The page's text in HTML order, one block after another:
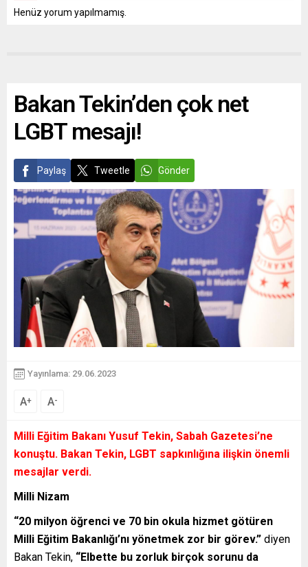
Henüz yorum yapılmamış.
Bakan Tekin’den çok net
LGBT mesajı!
Paylaş Tweetle Gönder
Yayınlama: 29.06.2023
A+ A-
Milli Eğitim Bakanı Yusuf Tekin, Sabah Gazetesi’ne
konuştu. Bakan Tekin, LGBT sapkınlığına ilişkin önemli
mesajlar verdi.
Milli Nizam
“20 milyon öğrenci ve 70 bin okula hizmet götüren
Milli Eğitim Bakanlığı’nı yönetmek zor bir görev.” diyen
Bakan Tekin, “Elbette bu zorluk birçok sorunu da